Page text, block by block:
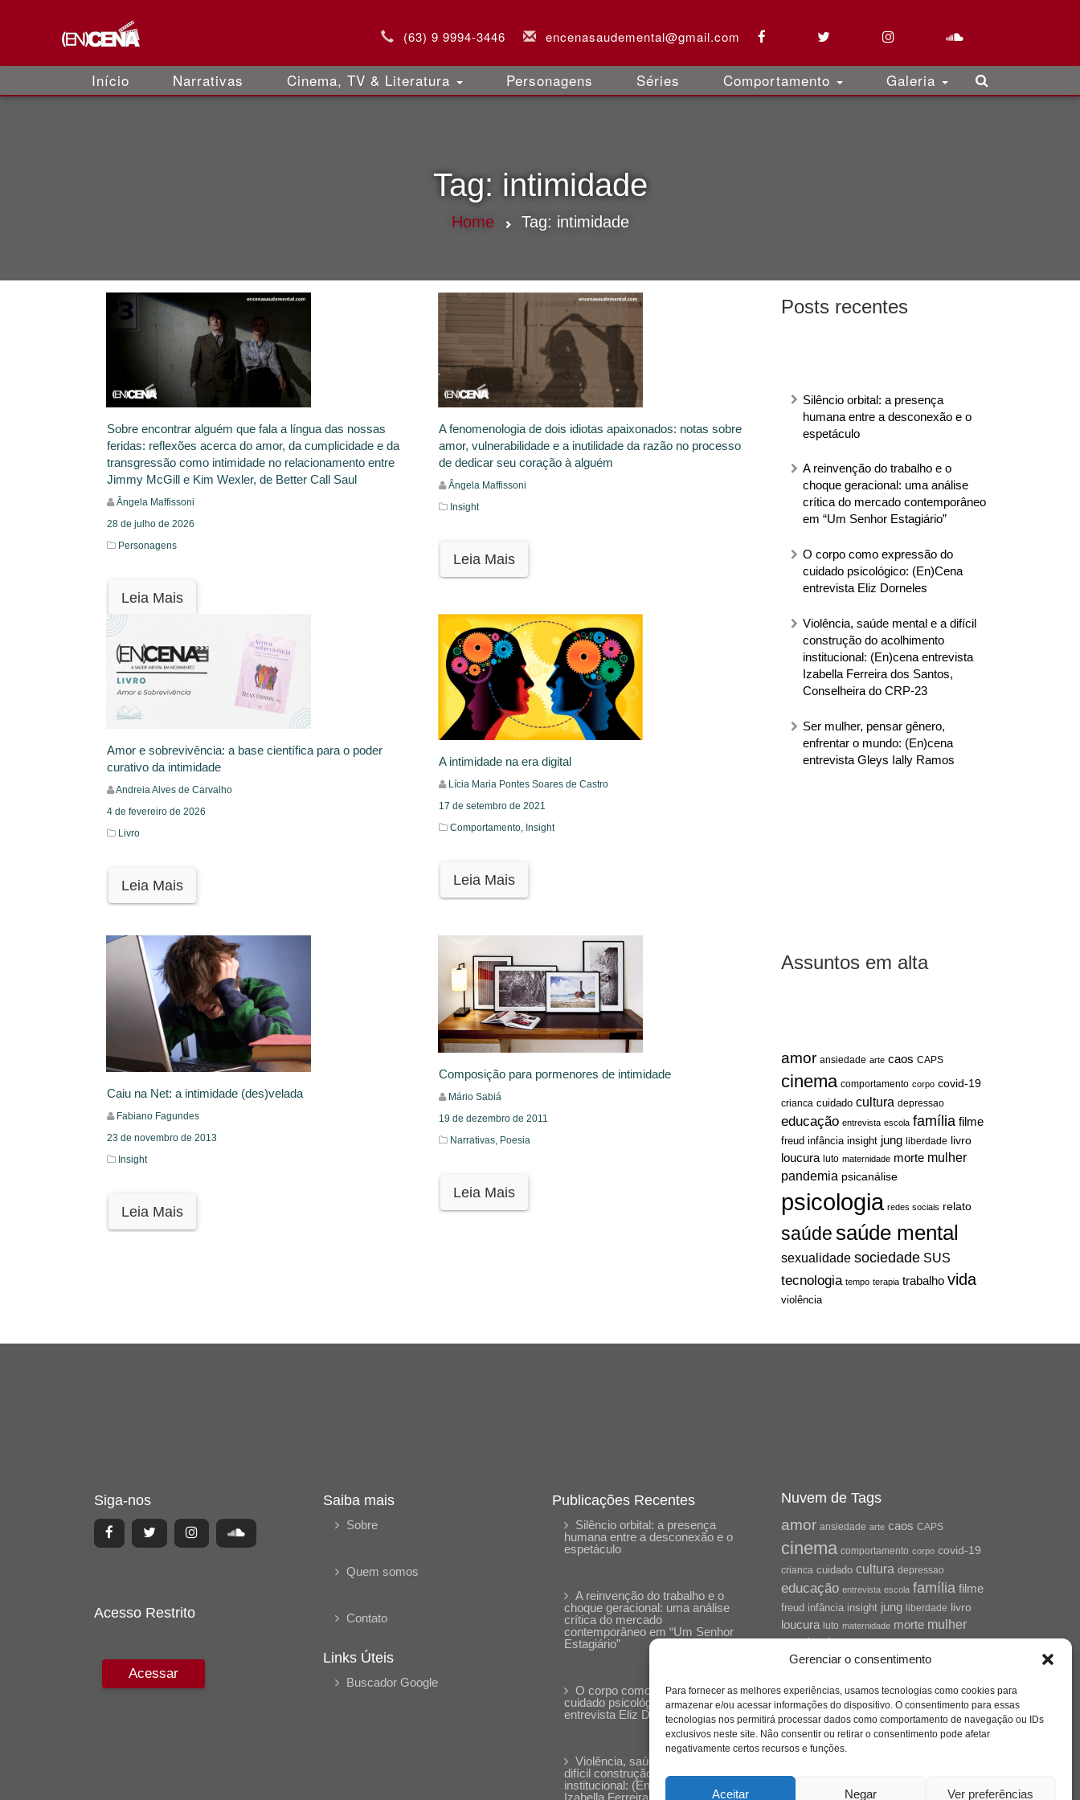
Gerenciar o consentimento
Para fornecer as melhores experiências, usamos tecnologias como cookies para
armazenar e/ou acessar informações do dispositivo. O consentimento para essas
tecnologias nos permitirá processar dados como comportamento de navegação ou IDs
exclusivos neste site. Não consentir ou retirar o consentimento pode afetar
negativamente certos recursos e funções.
Aceitar Negar Ver preferências
(63) 9 9994-3446 encenasaudemental@gmail.com
Início Narrativas Cinema, TV & Literatura Personagens Séries Comportamento Galeria
Tag: intimidade
Home Tag: intimidade
Posts recentes
Silêncio orbital: a presença
humana entre a desconexão e o
espetáculo
A reinvenção do trabalho e o
choque geracional: uma análise
crítica do mercado contemporâneo
em “Um Senhor Estagiário”
O corpo como expressão do
cuidado psicológico: (En)Cena
entrevista Eliz Dorneles
Violência, saúde mental e a difícil
construção do acolhimento
institucional: (En)cena entrevista
Izabella Ferreira dos Santos,
Conselheira do CRP-23
Ser mulher, pensar gênero,
enfrentar o mundo: (En)cena
entrevista Gleys Ially Ramos
Assuntos em alta
amor ansiedade arte caos CAPS
cinema comportamento corpo covid-19
crianca cuidado cultura depressao
educação entrevista escola família filme
freud infância insight jung liberdade livro
loucura luto maternidade morte mulher
pandemia psicanálise
psicologia redes sociais relato
saúdesaúde mental
sexualidade sociedade SUS
tecnologia tempo terapia trabalho vida
violência
Sobre encontrar alguém que fala a língua das nossas
feridas: reflexões acerca do amor, da cumplicidade e da
transgressão como intimidade no relacionamento entre
Jimmy McGill e Kim Wexler, de Better Call Saul
Ângela Maffissoni
28 de julho de 2026
Personagens
Leia Mais
A fenomenologia de dois idiotas apaixonados: notas sobre
amor, vulnerabilidade e a inutilidade da razão no processo
de dedicar seu coração à alguém
Ângela Maffissoni
Insight
Leia Mais
Amor e sobrevivência: a base científica para o poder
curativo da intimidade
Andreia Alves de Carvalho
4 de fevereiro de 2026
Livro
Leia Mais
A intimidade na era digital
Lícia Maria Pontes Soares de Castro
17 de setembro de 2021
Comportamento, Insight
Leia Mais
Caiu na Net: a intimidade (des)velada
Fabiano Fagundes
23 de novembro de 2013
Insight
Leia Mais
Composição para pormenores de intimidade
Mário Sabiá
19 de dezembro de 2011
Narrativas, Poesia
Leia Mais
Siga-nos
Acesso Restrito
Acessar
Saiba mais
Sobre
Quem somos
Contato
Links Úteis
Buscador Google
Publicações Recentes
Silêncio orbital: a presença
humana entre a desconexão e o
espetáculo
A reinvenção do trabalho e o
choque geracional: uma análise
crítica do mercado
contemporâneo em “Um Senhor
Estagiário”
O corpo como expressão do
cuidado psicológico: (En)Cena
entrevista Eliz Dorneles
Violência, saúde mental e a
difícil construção do acolhimento
institucional: (En)cena entrevista
Izabella Ferreira dos Santos,
Nuvem de Tags
amor ansiedade arte caos CAPS
cinema comportamento corpo covid-19
crianca cuidado cultura depressao
educação entrevista escola família filme
freud infância insight jung liberdade livro
loucura luto maternidade morte mulher
pandemia
psicologia
saúdesaúde mental
sexualidade sociedade SUS
tecnologia